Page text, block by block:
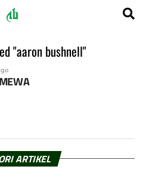
"aaron bushnell"
ARTIKEL